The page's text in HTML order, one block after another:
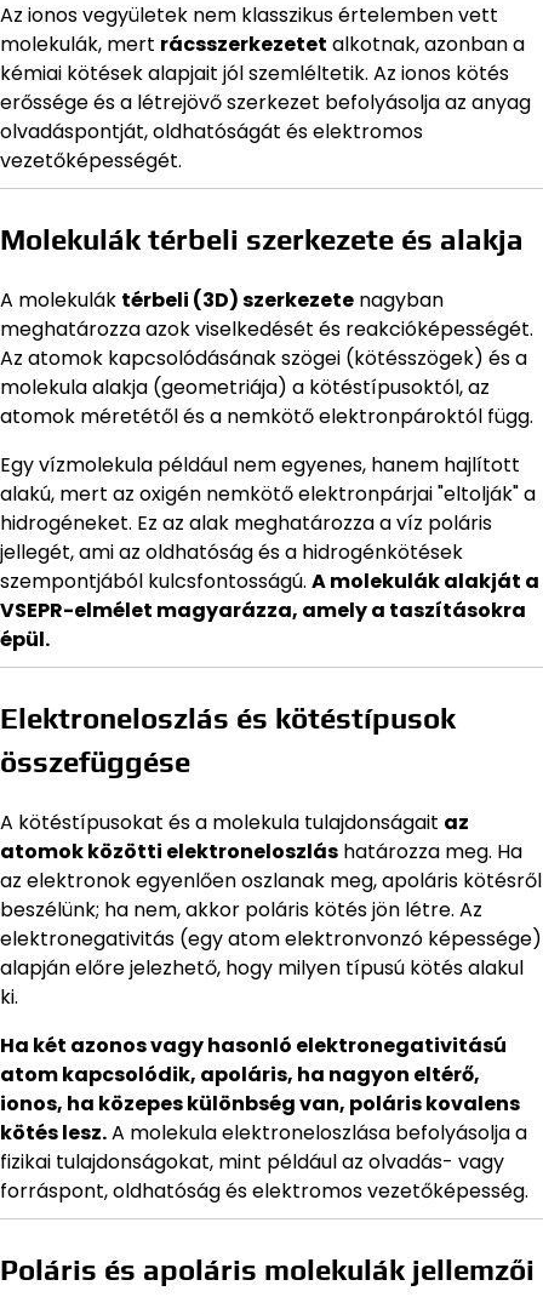
Az ionos vegyületek nem klasszikus értelemben vett
molekulák, mert rácsszerkezetet alkotnak, azonban a
kémiai kötések alapjait jól szemléltetik. Az ionos kötés
erőssége és a létrejövő szerkezet befolyásolja az anyag
olvadáspontját, oldhatóságát és elektromos
vezetőképességét.
Molekulák térbeli szerkezete és alakja
A molekulák térbeli (3D) szerkezete nagyban
meghatározza azok viselkedését és reakcióképességét.
Az atomok kapcsolódásának szögei (kötésszögek) és a
molekula alakja (geometriája) a kötéstípusoktól, az
atomok méretétől és a nemkötő elektronpároktól függ.
Egy vízmolekula például nem egyenes, hanem hajlított
alakú, mert az oxigén nemkötő elektronpárjai "eltolják" a
hidrogéneket. Ez az alak meghatározza a víz poláris
jellegét, ami az oldhatóság és a hidrogénkötések
szempontjából kulcsfontosságú. A molekulák alakját a
VSEPR-elmélet magyarázza, amely a taszításokra
épül.
Elektroneloszlás és kötéstípusok
összefüggése
A kötéstípusokat és a molekula tulajdonságait az
atomok közötti elektroneloszlás határozza meg. Ha
az elektronok egyenlően oszlanak meg, apoláris kötésről
beszélünk; ha nem, akkor poláris kötés jön létre. Az
elektronegativitás (egy atom elektronvonzó képessége)
alapján előre jelezhető, hogy milyen típusú kötés alakul
ki.
Ha két azonos vagy hasonló elektronegativitású
atom kapcsolódik, apoláris, ha nagyon eltérő,
ionos, ha közepes különbség van, poláris kovalens
kötés lesz.A molekula elektroneloszlása befolyásolja a
fizikai tulajdonságokat, mint például az olvadás- vagy
forráspont, oldhatóság és elektromos vezetőképesség.
Poláris és apoláris molekulák jellemzői